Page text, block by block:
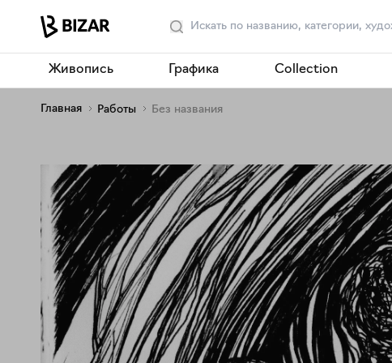
Живопись Графика Collection
Главная Работы Без названия